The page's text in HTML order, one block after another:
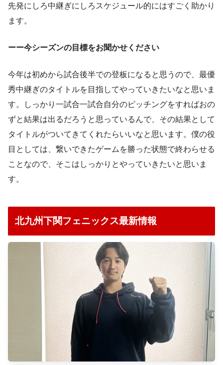
先発にしろ中継ぎにしろスケジュール的にはすごく助かり
ます。
ーー今シーズンの目標をお聞かせください
今年は初めから試合後半での登板になると思うので、最優
秀中継ぎのタイトルを目指してやっていきたいなと思いま
す。しっかり一試合一試合自分のピッチングをすればおの
ずと結果は出るだろうと思っているんで、その結果として
タイトルがついてきてくれたらいいなと思います。僕の役
目としては、繋いできたゲームを勝った状態で終わらせる
ことなので、そこはしっかりとやっていきたいと思いま
す。
北九州下関フェニックス最新情報